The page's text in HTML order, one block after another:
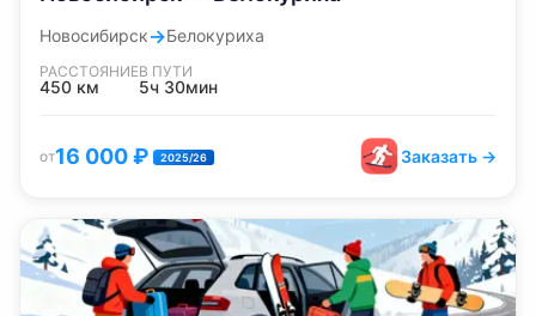
Новосибирск→Белокуриха
РАССТОЯНИЕ
450 км
В ПУТИ
5ч 30мин
от16 000₽ 2025/26 Заказать →